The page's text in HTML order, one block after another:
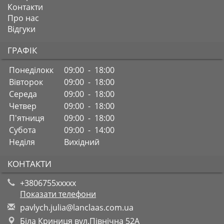
Контакти
Про нас
Відгуки
ГРАФІК
Понеділокк
09:00 - 18:00
Вівторок
09:00 - 18:00
Середа
09:00 - 18:00
Четвер
09:00 - 18:00
П'ятниця
09:00 - 18:00
Субота
09:00 - 14:00
Неділя
Вихідний
КОНТАКТИ
+3806755xxxxx
Показати телефони
pavlych.julia@lanclaas.com.ua
Біла Криниця вул.Північна 52А